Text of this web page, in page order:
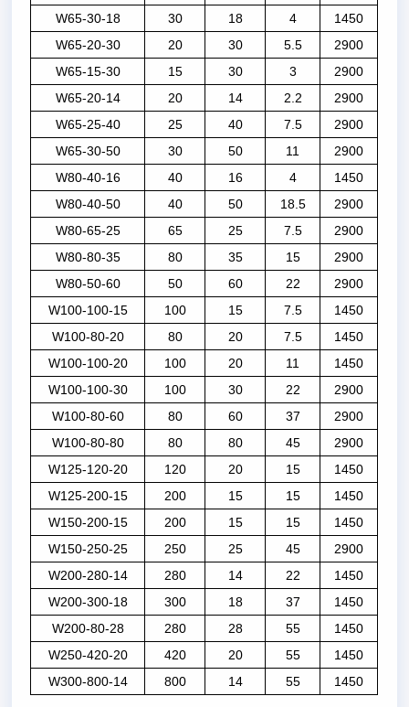
W65-30-18
30 18 4
1450
W65-20-30
20 30 5.5
2900
W65-15-30
15 30 3
2900
W65-20-14
20 14 2.2
2900
W65-25-40
25 40 7.5
2900
W65-30-50
30 50 11
2900
W80-40-16
40 16 4
1450
W80-40-50
40 50 18.5
2900
W80-65-25
65 25 7.5
2900
W80-80-35
80 35 15
2900
W80-50-60
50 60 22
2900
W100-100-15
100 15 7.5
1450
W100-80-20
80 20 7.5
1450
W100-100-20
100 20 11
1450
W100-100-30
100 30 22
2900
W100-80-60
80 60 37
2900
W100-80-80
80 80 45
2900
W125-120-20
120 20 15
1450
W125-200-15
200 15 15
1450
W150-200-15
200 15 15
1450
W150-250-25
250 25 45
2900
W200-280-14
280 14 22
1450
W200-300-18
300 18 37
1450
W200-80-28
280 28 55
1450
W250-420-20
420 20 55
1450
W300-800-14
800 14 55 1450